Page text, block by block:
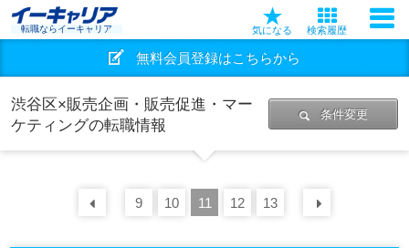
転職ならイーキャリア 気になる 検索履歴
無料会員登録はこちらから
渋谷区×販売企画・販売促進・マー
ケティングの転職情報
条件変更
前の 30件
9 10 11 12 13